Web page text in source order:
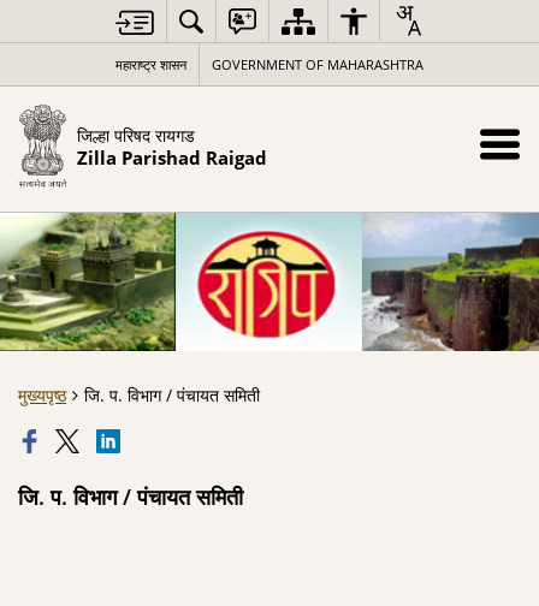
महाराष्ट्र शासन GOVERNMENT OF MAHARASHTRA
जिल्हा परिषद रायगड
Zilla Parishad Raigad
मुख्यपृष्ठ जि. प. विभाग / पंचायत समिती
जि. प. विभाग / पंचायत समिती